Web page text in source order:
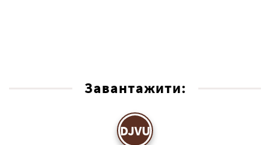
Завантажити:
DJVU